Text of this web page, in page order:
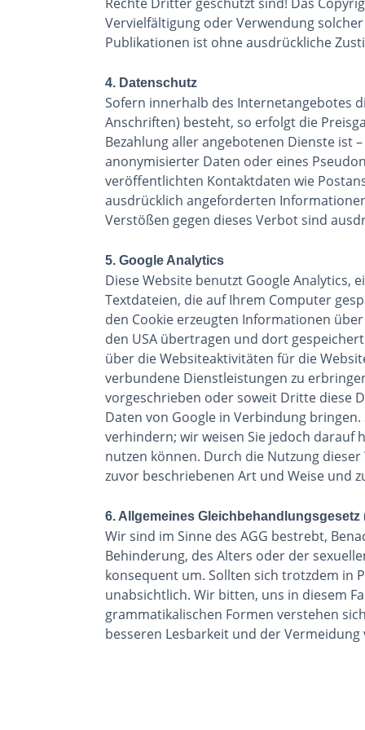
Vervielfältigung oder Verwendung
Publikationen ist ohne ausdrückliche
4. Datenschutz
Sofern innerhalb des Internetangebotes
Anschriften) besteht, so erfolgt die
Bezahlung aller angebotenen Dienste ist
anonymisierter Daten oder eines
veröffentlichten Kontaktdaten wie
ausdrücklich angeforderten
Verstößen gegen dieses Verbot sind
5. Google Analytics
Diese Website benutzt Google Analytics,
Textdateien, die auf Ihrem Computer
den Cookie erzeugten Informationen
den USA übertragen und dort
über die Websiteaktivitäten für die
verbundene Dienstleistungen zu
vorgeschrieben oder soweit Dritte diese
Daten von Google in Verbindung
verhindern; wir weisen Sie jedoch darauf
nutzen können. Durch die Nutzung
zuvor beschriebenen Art und Weise und
6. Allgemeines Gleichbehandlungsgesetz
Wir sind im Sinne des AGG bestrebt,
Behinderung, des Alters oder der
konsequent um. Sollten sich trotzdem in
unabsichtlich. Wir bitten, uns in diesem
grammatikalischen Formen verstehen
besseren Lesbarkeit und der